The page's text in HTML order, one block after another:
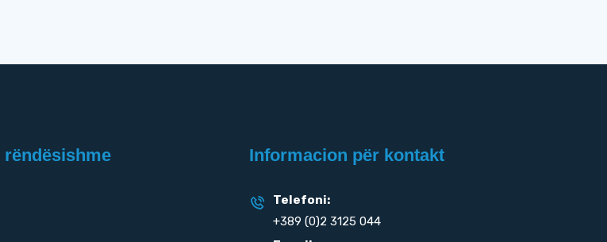
rëndësishme Informacion për kontakt
Telefoni:
+389 (0)2 3125 044